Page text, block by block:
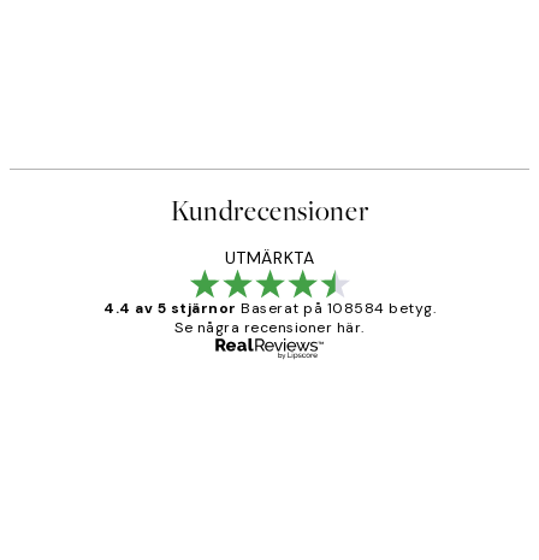
Kundrecensioner
UTMÄRKTA
4.4 av 5 stjärnor Baserat på 108584 betyg.
Se några recensioner här.